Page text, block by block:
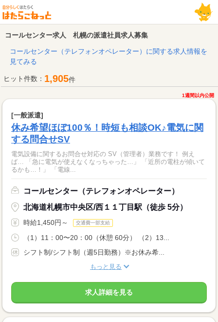
コールセンター求人 札幌の派遣社員求人募集
コールセンター（テレフォンオペレーター）に関する求人情報を
見てみる
ヒット件数： 1,905件
1週間以内公開
[一般派遣]
休み希望ほぼ100％！時短も相談OK♪電気に関
する問合せSV
電気設備に関するお問合せ対応の SV（管理者）業務です！ 例え
ば… 「急に電気が使えなくなっちゃった…」 「近所の電柱が傾いて
るかも…！」 「電線...
コールセンター（テレフォンオペレーター）
北海道札幌市中央区/西１１丁目駅（徒歩 5分）
時給1,450円～ 交通費一部支給
（1）11：00〜20：00（休憩 60分） （2）13...
シフト制/シフト制（週5日勤務）※お休み希...
もっと見る
求人詳細を見る